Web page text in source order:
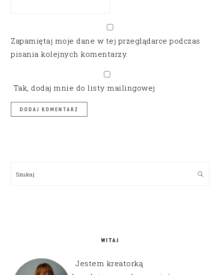
Zapamiętaj moje dane w tej przeglądarce podczas
pisania kolejnych komentarzy.
Tak, dodaj mnie do listy mailingowej
Szukaj
WITAJ
Jestem kreatorką